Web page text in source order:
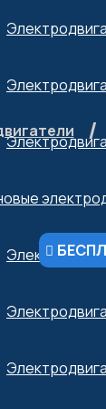
Дону
от 7
является
В